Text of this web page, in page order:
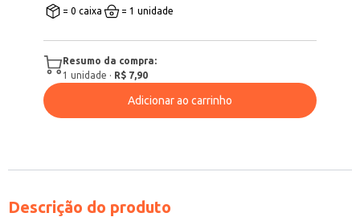
= 0 caixa = 1 unidade
Resumo da compra:
1 unidade · R$ 7,90
Adicionar ao carrinho
Descrição do produto